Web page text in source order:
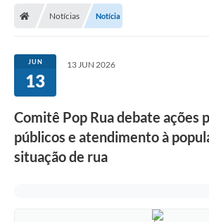
Notícias Notícia
JUN
13
13 JUN 2026
Comitê Pop Rua debate ações
públicos e atendimento à
situação de rua